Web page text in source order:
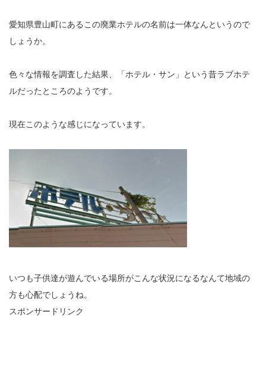
愛知県豊山町にあるこの廃業ホテルの名前は一体なんというので
しょうか。
色々な情報を調査した結果、「ホテル・サン」という昔ラブホテ
ルだったところのようです。
現在このような感じになっています。
いつも子供達が遊んでいる場所がこんな状況になるなんて地域の
方も心配でしょうね。
スポンサードリンク